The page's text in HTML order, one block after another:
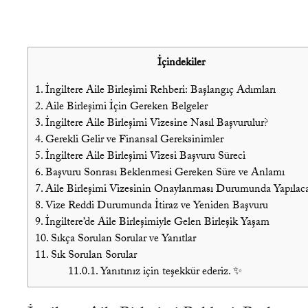
İçindekiler
1. İngiltere Aile Birleşimi Rehberi: Başlangıç Adımları
2. Aile Birleşimi İçin Gereken Belgeler
3. İngiltere Aile Birleşimi Vizesine Nasıl Başvurulur?
4. Gerekli Gelir ve Finansal Gereksinimler
5. İngiltere Aile Birleşimi Vizesi Başvuru Süreci
6. Başvuru Sonrası Beklenmesi Gereken Süre ve Anlamı
7. Aile Birleşimi Vizesinin Onaylanması Durumunda
8. Vize Reddi Durumunda İtiraz ve Yeniden Başvuru
9. İngiltere’de Aile Birleşimiyle Gelen Birleşik Yaşam
10. Sıkça Sorulan Sorular ve Yanıtlar
11. Sık Sorulan Sorular
11.0.1. Yanıtınız için teşekkür ederiz. ✨